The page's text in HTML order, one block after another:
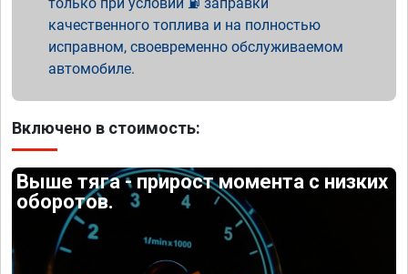
качественного топлива и на полностью
исправном, своевременно обслуживаемом
автомобиле.
Включено в стоимость:
Выше тяга - прирост момента с низких
оборотов.